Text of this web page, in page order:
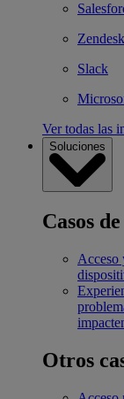
Zendesk
Slack
Ver todas las
Soluciones
Casos
Acceso
Otros